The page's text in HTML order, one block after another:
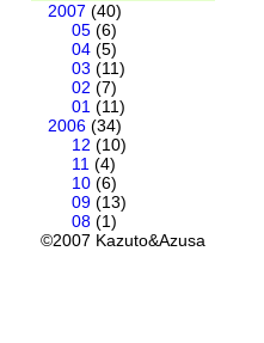
2007 (40)
05 (6)
04 (5)
03 (11)
02 (7)
01 (11)
2006 (34)
12 (10)
11 (4)
10 (6)
09 (13)
08 (1)
©2007 Kazuto&Azusa